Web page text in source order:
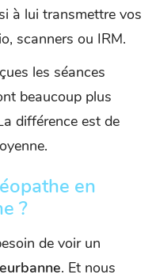
à lui transmettre vos
scanners ou IRM.
les séances
beaucoup plus
différence est de
en
?
de voir un
. Et nous